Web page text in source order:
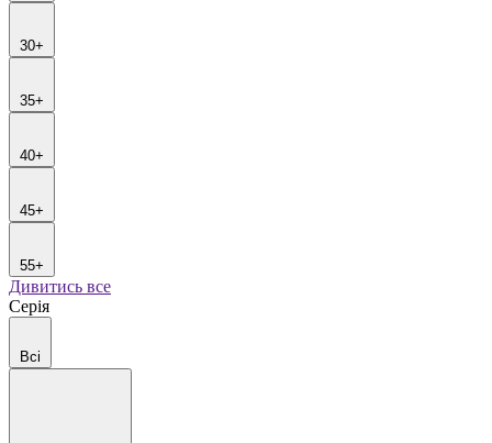
30+
35+
40+
45+
55+
Дивитись все
Серія
Всі